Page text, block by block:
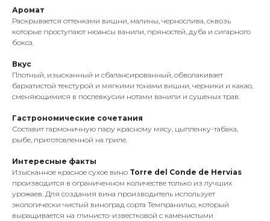
Аромат
Раскрывается оттенками вишни, малины, чернослива, сквозь
которые проступают нюансы ванили, пряностей, дуба и сигарного
бокса.
Вкус
Плотный, изысканный и сбалансированный, обволакивает
бархатистой текстурой и мягкими тонами вишни, черники и какао,
сменяющимися в послевкусии нотами ванили и сушеных трав.
Гастрономические сочетания
Составит гармоничную пару красному мясу, цыпленку-табака,
рыбе, приготовленной на гриле.
Интересные факты
Изысканное красное сухое вино Torre del Conde de Hervias
производится в ограниченном количестве только из лучших
урожаев. Для создания вина производитель использует
экологически чистый виноград сорта Темпранильо, который
выращивается на глинисто-известковой с каменистыми